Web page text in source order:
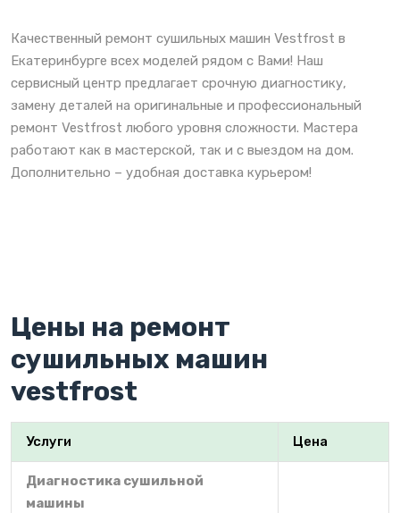
Качественный ремонт сушильных машин Vestfrost в
Екатеринбурге всех моделей рядом с Вами! Наш
сервисный центр предлагает срочную диагностику,
замену деталей на оригинальные и профессиональный
ремонт Vestfrost любого уровня сложности. Мастера
работают как в мастерской, так и с выездом на дом.
Дополнительно – удобная доставка курьером!
Цены на ремонт
сушильных машин
vestfrost
Услуги Цена
Диагностика сушильной
машины